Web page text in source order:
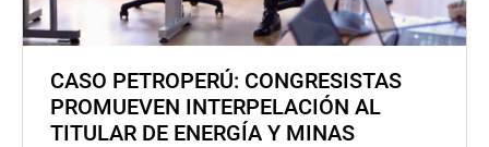
CASO PETROPERÚ: CONGRESISTAS
PROMUEVEN INTERPELACIÓN AL
TITULAR DE ENERGÍA Y MINAS